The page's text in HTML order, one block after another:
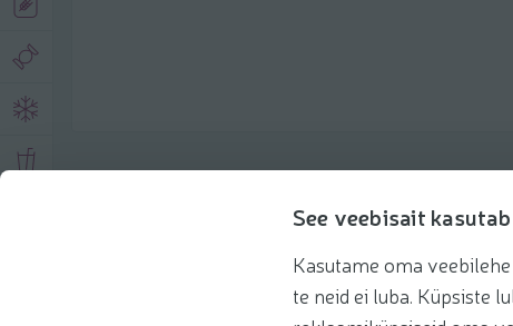
See veebisait
Kasutame oma
te neid ei luba. Küpsiste
Soovitatud tooted Kasuta